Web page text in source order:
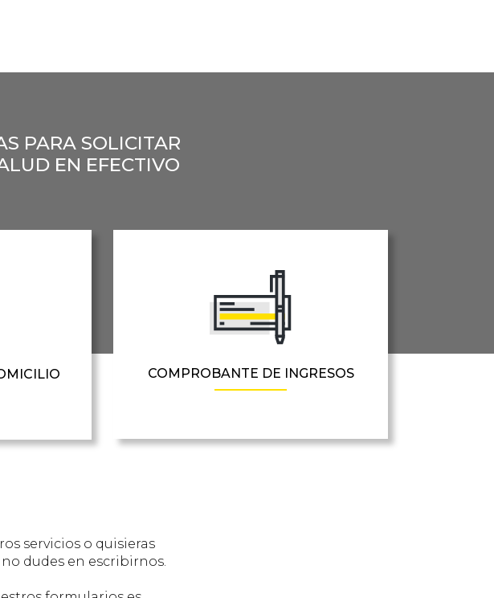
PARA SOLICITAR
EN EFECTIVO
COMPROBANTE DE INGRESOS
servicios o quisieras
dudes en escribirnos.